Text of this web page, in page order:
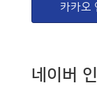
카카오
네이버